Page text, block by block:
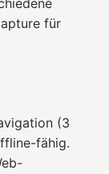
für
(3
fähig.